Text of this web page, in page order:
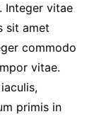
Integer vitae
sit amet
commodo
vitae.
primis in